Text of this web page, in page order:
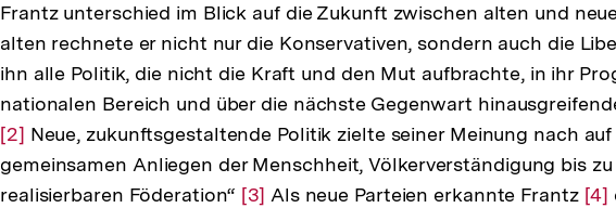
Frantz unterschied im Blick auf die Zukunft zwischen alten und
alten rechnete er nicht nur die Konservativen, sondern auch die
ihn alle Politik, die nicht die Kraft und den Mut aufbrachte, in ihr
nationalen Bereich und über die nächste Gegenwart
Zur
Auflösung
der
[2] Neue, zukunftsgestaltende Politik zielte seiner Meinung nach auf
gemeinsamen Anliegen der Menschheit, Völkerverständigung bis
realisierbaren Föderation“ Zur
[3] Als neue Parteien erkannte Frantz Zur
[4]